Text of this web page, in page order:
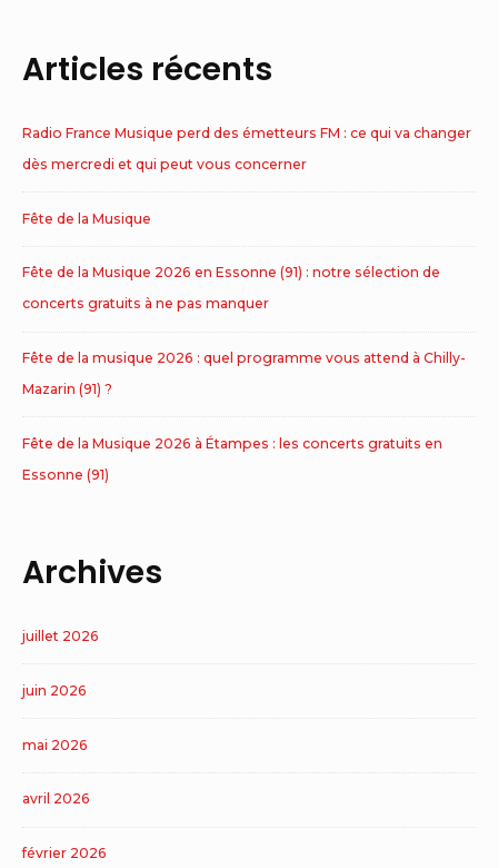
Articles récents
Radio France Musique perd des émetteurs FM : ce qui va changer
dès mercredi et qui peut vous concerner
Fête de la Musique
Fête de la Musique 2026 en Essonne (91) : notre sélection de
concerts gratuits à ne pas manquer
Fête de la musique 2026 : quel programme vous attend à Chilly-
Mazarin (91) ?
Fête de la Musique 2026 à Étampes : les concerts gratuits en
Essonne (91)
Archives
juillet 2026
juin 2026
mai 2026
avril 2026
février 2026